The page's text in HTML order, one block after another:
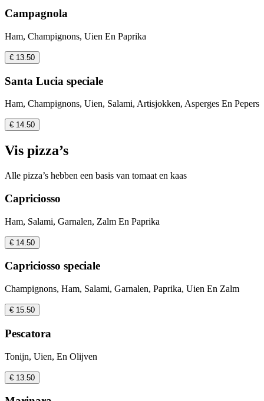
Campagnola
Ham, Champignons, Uien En Paprika
€ 13.50
Santa Lucia speciale
Ham, Champignons, Uien, Salami, Artisjokken, Asperges En Pepers
€ 14.50
Vis pizza’s
Alle pizza’s hebben een basis van tomaat en kaas
Capriciosso
Ham, Salami, Garnalen, Zalm En Paprika
€ 14.50
Capriciosso speciale
Champignons, Ham, Salami, Garnalen, Paprika, Uien En Zalm
€ 15.50
Pescatora
Tonijn, Uien, En Olijven
€ 13.50